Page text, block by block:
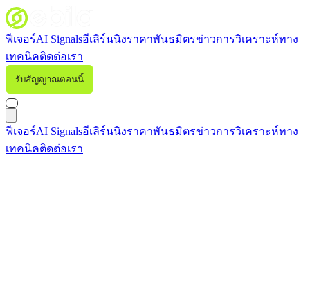
ฟีเจอร์AI Signalsอีเลิร์นนิงราคาพันธมิตรข่าวการวิเคราะห์ทาง
เทคนิคติดต่อเรา
รับสัญญาณตอนนี้
ฟีเจอร์AI Signalsอีเลิร์นนิงราคาพันธมิตรข่าวการวิเคราะห์ทาง
เทคนิคติดต่อเรา